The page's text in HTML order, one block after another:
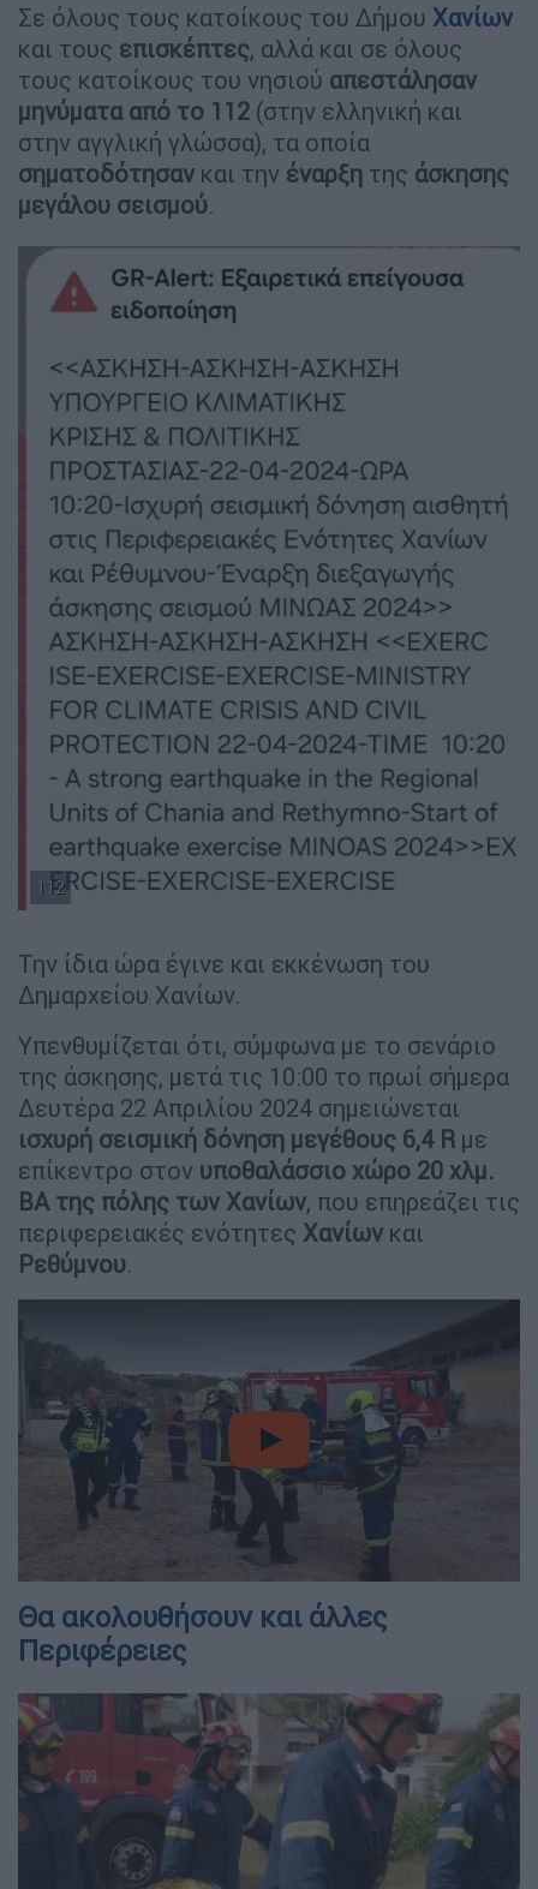
Σε όλους τους κατοίκους του Δήμου Χανίων
και τους επισκέπτες, αλλά και σε όλους
τους κατοίκους του νησιού απεστάλησαν
μηνύματα από το 112 (στην ελληνική και
στην αγγλική γλώσσα), τα οποία
σηματοδότησαν και την έναρξη της άσκησης
μεγάλου σεισμού.
112
Την ίδια ώρα έγινε και εκκένωση του
Δημαρχείου Χανίων.
Υπενθυμίζεται ότι, σύμφωνα με το σενάριο
της άσκησης, μετά τις 10:00 το πρωί σήμερα
Δευτέρα 22 Απριλίου 2024 σημειώνεται
ισχυρή σεισμική δόνηση μεγέθους 6,4 R με
επίκεντρο στον υποθαλάσσιο χώρο 20 χλμ.
ΒΑ της πόλης των Χανίων, που επηρεάζει τις
περιφερειακές ενότητες Χανίων και
Ρεθύμνου.
video
Θα ακολουθήσουν και άλλες
Περιφέρειες